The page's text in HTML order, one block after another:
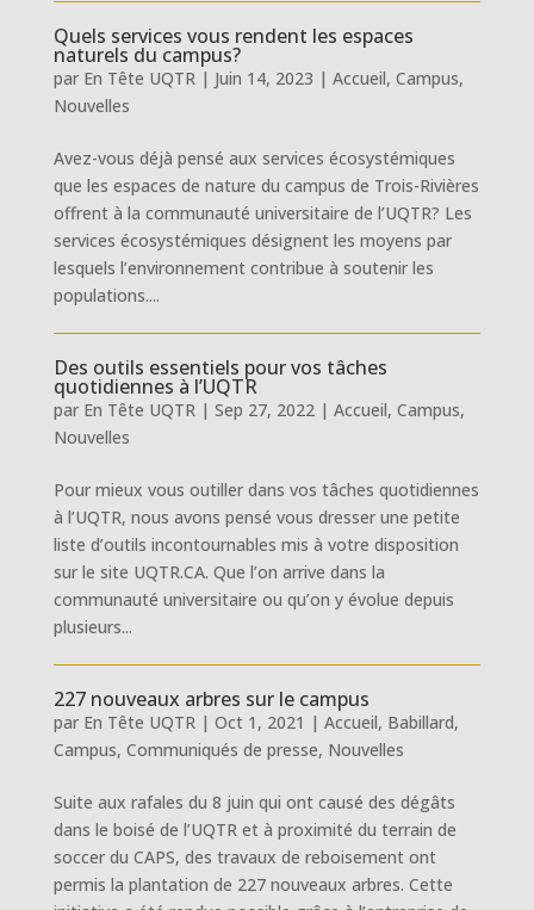
Quels services vous rendent les espaces
naturels du campus?
par En Tête UQTR| Juin 14, 2023 | Accueil, Campus,
Nouvelles
Avez-vous déjà pensé aux services écosystémiques
que les espaces de nature du campus de Trois-Rivières
offrent à la communauté universitaire de l’UQTR? Les
services écosystémiques désignent les moyens par
lesquels l’environnement contribue à soutenir les
populations....
Des outils essentiels pour vos tâches
quotidiennes à l’UQTR
par En Tête UQTR| Sep 27, 2022| Accueil, Campus,
Nouvelles
Pour mieux vous outiller dans vos tâches quotidiennes
à l’UQTR, nous avons pensé vous dresser une petite
liste d’outils incontournables mis à votre disposition
sur le site UQTR.CA. Que l’on arrive dans la
communauté universitaire ou qu’on y évolue depuis
plusieurs...
227 nouveaux arbres sur le campus
par En Tête UQTR| Oct 1, 2021 | Accueil, Babillard,
Campus, Communiqués de presse, Nouvelles
Suite aux rafales du 8 juin qui ont causé des dégâts
dans le boisé de l’UQTR et à proximité du terrain de
soccer du CAPS, des travaux de reboisement ont
permis la plantation de 227 nouveaux arbres. Cette